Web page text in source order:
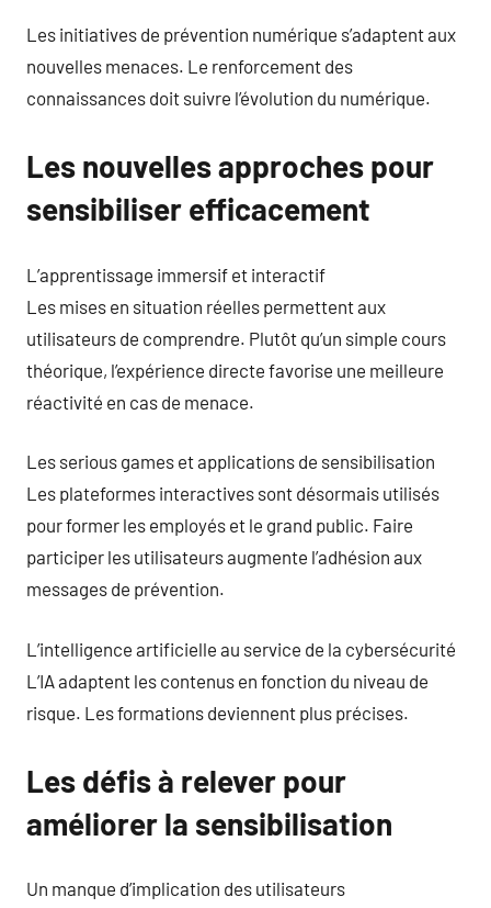
Les initiatives de prévention numérique s’adaptent aux
nouvelles menaces. Le renforcement des
connaissances doit suivre l’évolution du numérique.
Les nouvelles approches pour
sensibiliser efficacement
L’apprentissage immersif et interactif
Les mises en situation réelles permettent aux
utilisateurs de comprendre. Plutôt qu’un simple cours
théorique, l’expérience directe favorise une meilleure
réactivité en cas de menace.
Les serious games et applications de sensibilisation
Les plateformes interactives sont désormais utilisés
pour former les employés et le grand public. Faire
participer les utilisateurs augmente l’adhésion aux
messages de prévention.
L’intelligence artificielle au service de la cybersécurité
L’IA adaptent les contenus en fonction du niveau de
risque. Les formations deviennent plus précises.
Les défis à relever pour
améliorer la sensibilisation
Un manque d’implication des utilisateurs